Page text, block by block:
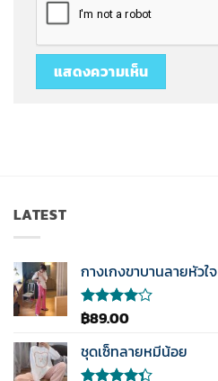
LATEST
กางเกงขาบานลายหัวใจ
ให้
4.00
ตั้งแต่ 1-
5
฿89.00
ชุดเซ็ทลายหมีน้อย